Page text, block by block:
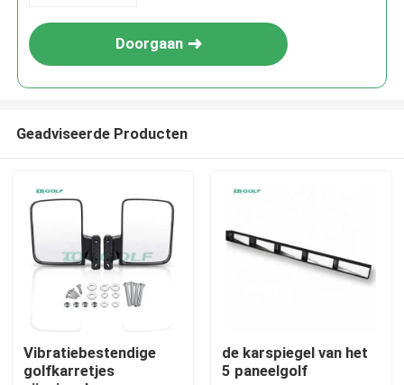
Doorgaan
Geadviseerde Producten
Vibratiebestendige
golfkarretjes
de karspiegel van het
5 paneelgolf